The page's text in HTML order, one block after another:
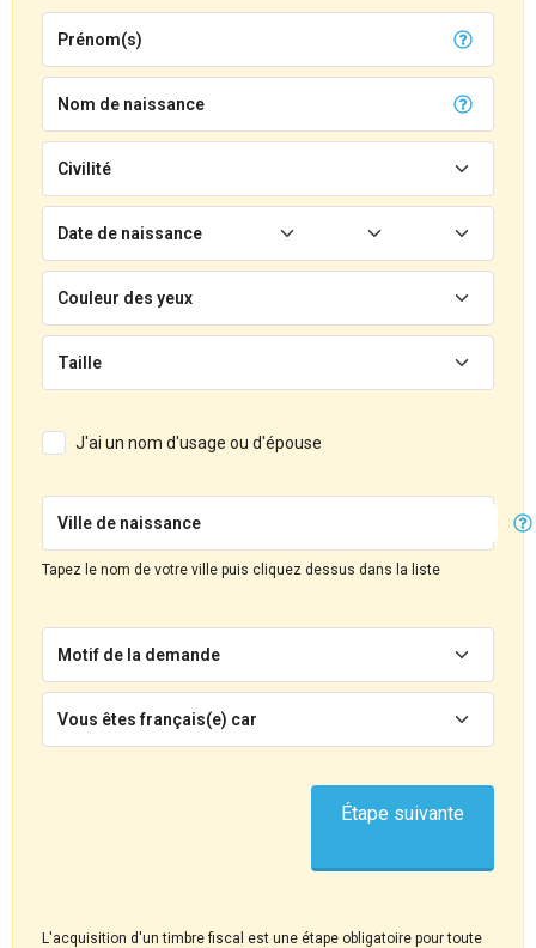
Prénom(s)
Nom de naissance
Civilité
Date de naissance
Couleur des yeux
Taille
J'ai un nom d'usage ou d'épouse
Ville de naissance
Tapez le nom de votre ville puis cliquez dessus dans la liste
Motif de la demande
Vous êtes français(e) car
L'acquisition d'un timbre fiscal est une étape obligatoire pour toute